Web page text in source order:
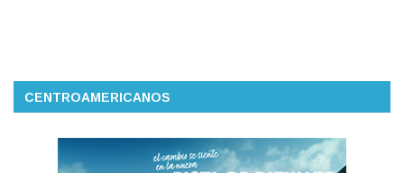
CENTROAMERICANOS